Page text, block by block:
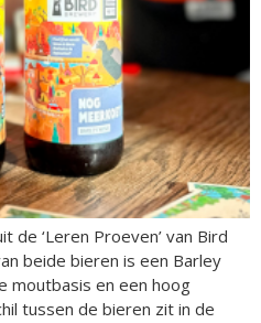
‘Leren Proeven’ van Bird
beide bieren is een Barley
moutbasis en een hoog
tussen de bieren zit in de